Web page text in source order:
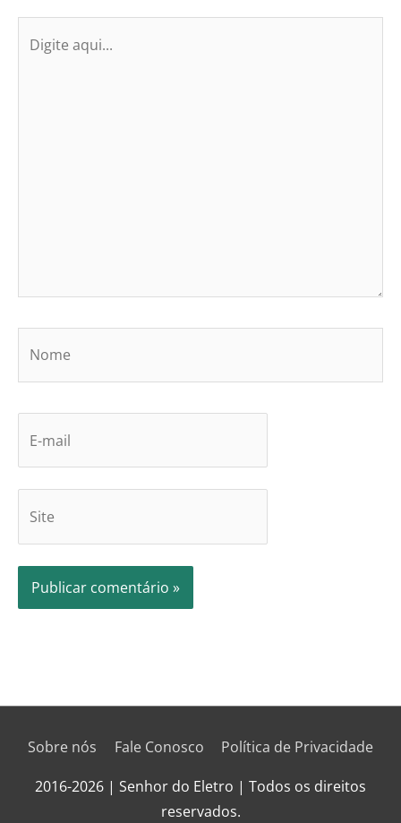
Sobre nós Fale Conosco
Política de Privacidade
2016-2026 | Senhor do Eletro | Todos os direitos
reservados.